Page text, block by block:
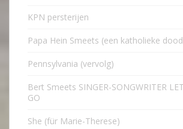
KPN persterijen
Papa Hein Smeets (een katholieke
Pennsylvania (vervolg)
Bert Smeets SINGER-SONGWRITER
GO
She (für Marie-Therese)